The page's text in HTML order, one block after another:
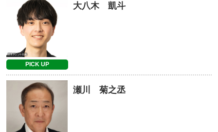
PICK UP
大八木 凱斗
瀬川 菊之丞